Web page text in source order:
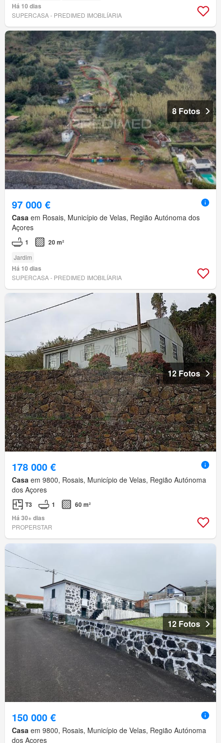
Há 10 dias
SUPERCASA - PREDIMED IMOBILÍARIA
8 Fotos
97 000 €
Casa em Rosais, Município de Velas, Região Autónoma dos
Açores
1 20 m²
Jardim
Há 10 dias
SUPERCASA - PREDIMED IMOBILÍARIA
12 Fotos
178 000 €
Casa em 9800, Rosais, Município de Velas, Região Autónoma
dos Açores
T3 1
60 m²
Há 30+ dias
PROPERSTAR
12 Fotos
150 000 €
Casa em 9800, Rosais, Município de Velas, Região Autónoma
dos Açores